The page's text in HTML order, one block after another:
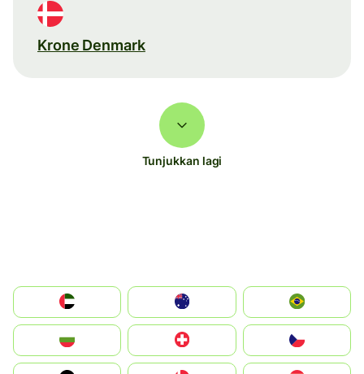
Krone Denmark
Tunjukkan lagi
الإمارات العربية المتحدة
Switzerland